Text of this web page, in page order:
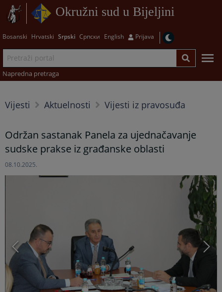
Okružni sud u Bijeljini
Bosanski Hrvatski Srpski Српски English Prijava
Napredna pretraga
Vijesti Aktuelnosti Vijesti iz pravosuđa
Održan sastanak Panela za ujednačavanje
sudske prakse iz građanske oblasti
08.10.2025.